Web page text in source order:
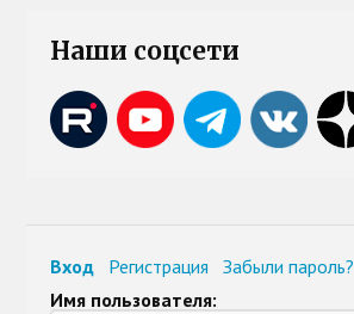
Наши соцсети
Вход Регистрация
Забыли пароль?
Имя пользователя: